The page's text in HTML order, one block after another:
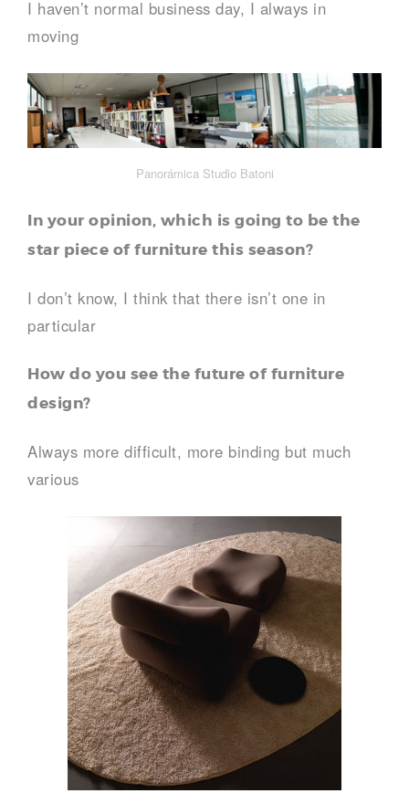
I haven’t normal business day, I always in
moving
Panorámica Studio Batoni
In your opinion, which is going to be the
star piece of furniture this season?
I don’t know, I think that there isn’t one in
particular
How do you see the future of furniture
design?
Always more difficult, more binding but much
various